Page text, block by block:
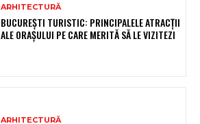
ARHITECTURĂ
BUCUREȘTI TURISTIC: PRINCIPALELE ATRACȚII
ALE ORAȘULUI PE CARE MERITĂ SĂ LE VIZITEZI
ARHITECTURĂ